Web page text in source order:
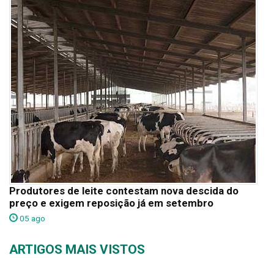
Produtores de leite contestam nova descida do
preço e exigem reposição já em setembro
05 ago
ARTIGOS MAIS VISTOS